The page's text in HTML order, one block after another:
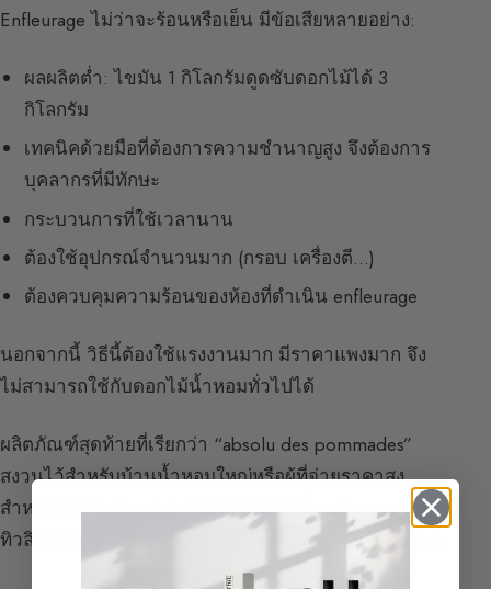
Enfleurage ไม่ว่าจะร้อนหรือเย็น มีข้อเสียหลายอย่าง:
ผลผลิตต่ำ: ไขมัน 1 กิโลกรัมดูดซับดอกไม้ได้ 3
กิโลกรัม
เทคนิคด้วยมือที่ต้องการความชำนาญสูง จึงต้องการ
บุคลากรที่มีทักษะ
กระบวนการที่ใช้เวลานาน
ต้องใช้อุปกรณ์จำนวนมาก (กรอบ เครื่องตี…)
ต้องควบคุมความร้อนของห้องที่ดำเนิน enfleurage
นอกจากนี้ วิธีนี้ต้องใช้แรงงานมาก มีราคาแพงมาก จึง
ไม่สามารถใช้กับดอกไม้น้ำหอมทั่วไปได้
ผลิตภัณฑ์สุดท้ายที่เรียกว่า “absolu des pommades”
สงวนไว้สำหรับบ้านน้ำหอมใหญ่หรือผู้ที่จ่ายราคาสูง
สำหรับสูตร ที่ Guerlain เมื่อไม่นานมานี้ enfleurage ของ
ทิวลิปทำในน้ำมัน
Flora Bloom ของ Guerlain